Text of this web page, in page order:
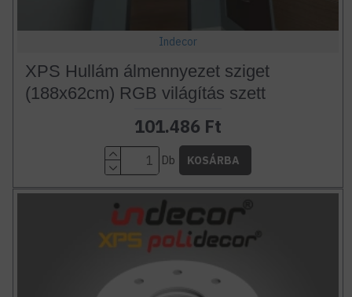
Indecor
XPS Hullám álmennyezet sziget
(188x62cm) RGB világítás szett
101.486 Ft
Db KOSÁRBA